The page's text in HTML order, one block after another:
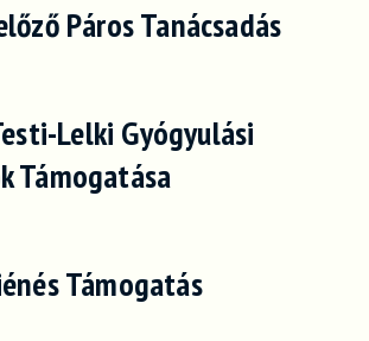
Páros Tanácsadás
Lelki Gyógyulási
Támogatása
Támogatás